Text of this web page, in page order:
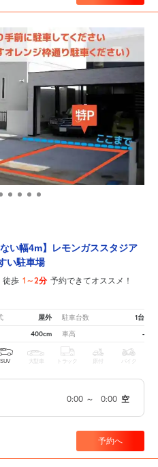
い幅4m】レモンガススタジア
い駐車場
徒歩 1～2分 予約できてオススメ！
屋外 駐車台数 1台
400cm 車高 -
SUV 大型車 トラック 原付 バイク
0:00 ～ 0:00 空
予約へ